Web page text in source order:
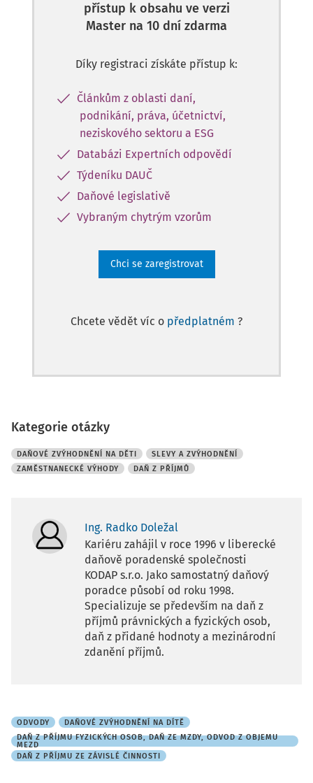
přístup k obsahu ve verzi
Master na 10 dní zdarma
Díky registraci získáte přístup k:
Článkům z oblasti daní,
podnikání, práva, účetnictví,
neziskového sektoru a ESG
Databázi Expertních odpovědí
Týdeníku DAUČ
Daňové legislativě
Vybraným chytrým vzorům
Chci se zaregistrovat
Chcete vědět víc o předplatném ?
Kategorie otázky
DAŇOVÉ ZVÝHODNĚNÍ NA DĚTI
SLEVY A ZVÝHODNĚNÍ
ZAMĚSTNANECKÉ VÝHODY
DAŇ Z PŘÍJMŮ
Ing. Radko Doležal
Kariéru zahájil v roce 1996 v liberecké
daňově poradenské společnosti
KODAP s.r.o. Jako samostatný daňový
poradce působí od roku 1998.
Specializuje se především na daň z
příjmů právnických a fyzických osob,
daň z přidané hodnoty a mezinárodní
zdanění příjmů.
ODVODY
DAŇOVÉ ZVÝHODNĚNÍ NA DÍTĚ
DAŇ Z PŘÍJMU FYZICKÝCH OSOB, DAŇ ZE MZDY, ODVOD Z OBJEMU
MEZD
DAŇ Z PŘÍJMU ZE ZÁVISLÉ ČINNOSTI